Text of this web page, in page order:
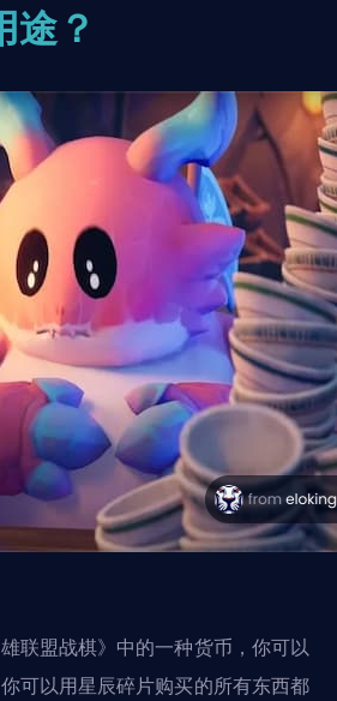
途？
联盟战棋》中的一种货币，你可以
可以用星辰碎片购买的所有东西都